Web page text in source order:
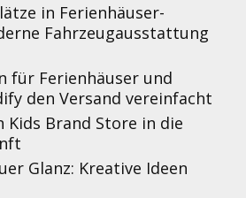
in Ferienhäuser-
Fahrzeugausstattung
für Ferienhäuser und
den Versand vereinfacht
Kids Brand Store in die
Glanz: Kreative Ideen